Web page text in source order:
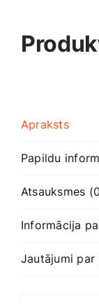
Apraksts
Papildu
Atsauksmes
Informācija
Jautājumi par